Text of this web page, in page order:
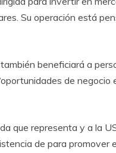
Su operación está
beneficiará a
de
que representa y a la
de para promover